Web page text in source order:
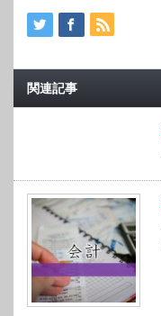
関連記事